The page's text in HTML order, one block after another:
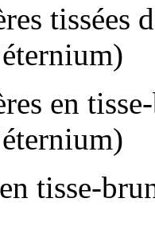
tissées
en
tisse-